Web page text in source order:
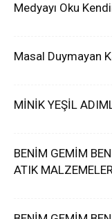
Medyayı Oku
Masal Duymayan
MİNİK YEŞİL
BENİM GEMİM
ATIK